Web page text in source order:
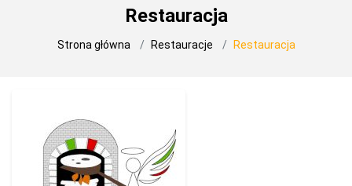
Restauracja
Strona główna Restauracje Restauracja